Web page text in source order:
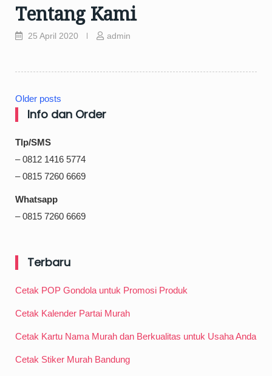
Tentang Kami
25 April 2020 admin
Posts
navigation
Older posts
Info dan Order
Tlp/SMS
– 0812 1416 5774
– 0815 7260 6669
Whatsapp
– 0815 7260 6669
Terbaru
Cetak POP Gondola untuk Promosi Produk
Cetak Kalender Partai Murah
Cetak Kartu Nama Murah dan Berkualitas untuk Usaha Anda
Cetak Stiker Murah Bandung